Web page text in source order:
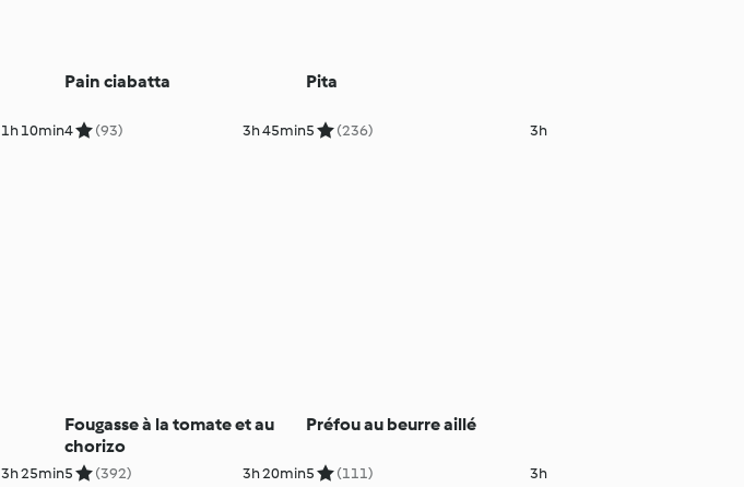
1h 10min
Pain ciabatta
4 (93) 3h 45min
Pita
5 (236) 3h
3h 25min
Fougasse à la tomate et au
chorizo
5 (392) 3h 20min
Préfou au beurre aillé
5 (111) 3h